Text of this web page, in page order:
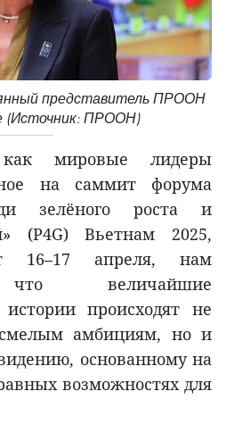
представитель ПРООН
(Источник: ПРООН)
мировые лидеры
на саммит форума
зелёного роста и
(P4G) Вьетнам 2025,
16–17 апреля, нам
величайшие
происходят не
смелым амбициям, но и
основанному на
возможностях для